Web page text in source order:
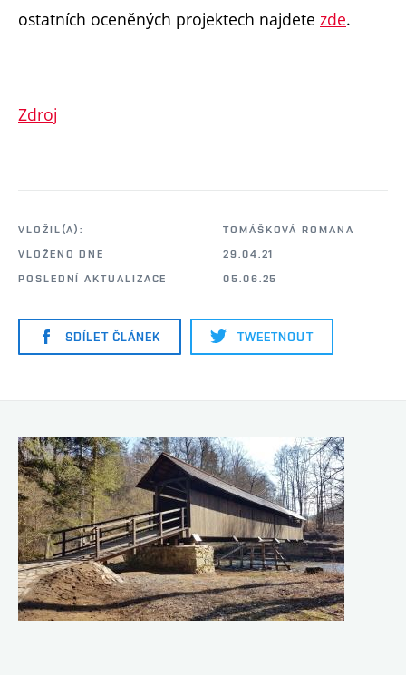
ostatních oceněných projektech najdete zde.
Zdroj
VLOŽIL(A):
TOMÁŠKOVÁ ROMANA
VLOŽENO DNE
29.04.21
POSLEDNÍ AKTUALIZACE
05.06.25
SDÍLET ČLÁNEK TWEETNOUT